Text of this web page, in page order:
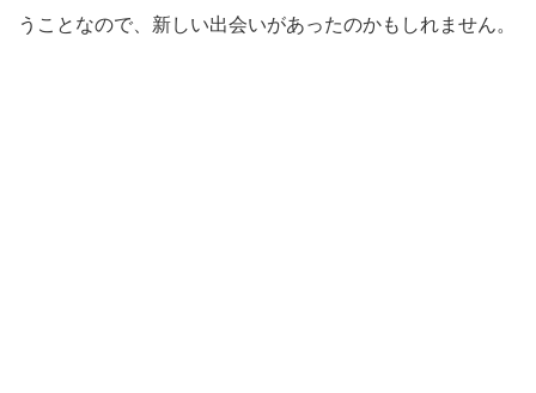
うことなので、新しい出会いがあったのかもしれません。